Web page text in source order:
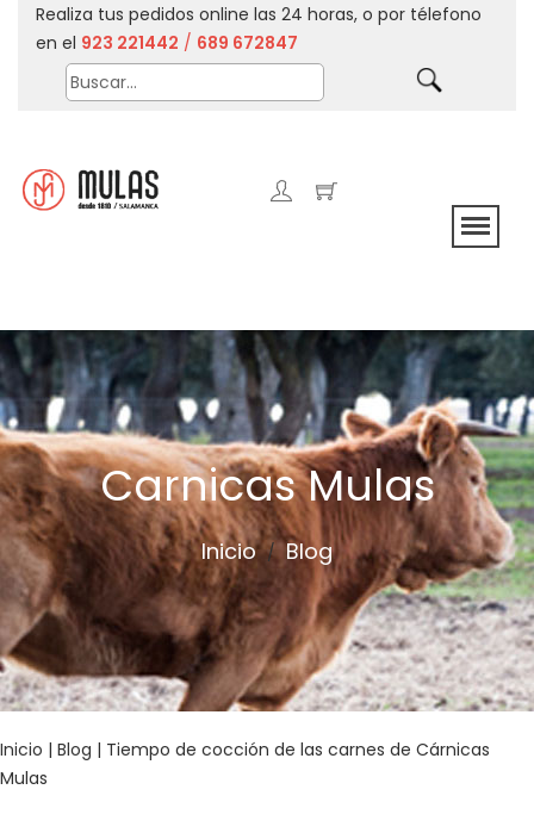
Realiza tus pedidos online las 24 horas, o por télefono
en el 923 221442 / 689 672847
Carnicas Mulas
Inicio / Blog
Inicio | Blog | Tiempo de cocción de las carnes de Cárnicas
Mulas